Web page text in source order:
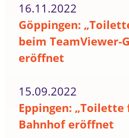
16.11.2022
Göppingen:
beim TeamViewer-
eröffnet
15.09.2022
Eppingen: „Toilette
Bahnhof eröffnet